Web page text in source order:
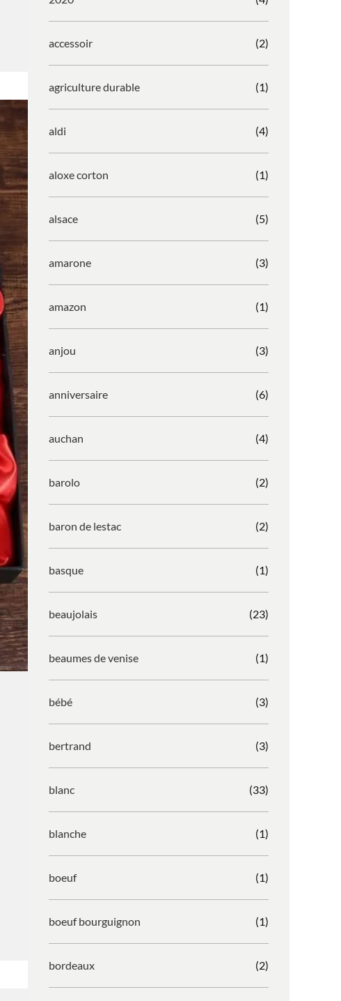
accessoir (2)
agriculture durable (1)
aldi (4)
aloxe corton (1)
alsace (5)
amarone (3)
amazon (1)
anjou (3)
anniversaire (6)
auchan (4)
barolo (2)
baron de lestac (2)
basque (1)
beaujolais (23)
beaumes de venise (1)
bébé (3)
bertrand (3)
blanc (33)
blanche (1)
boeuf (1)
boeuf bourguignon (1)
bordeaux (2)